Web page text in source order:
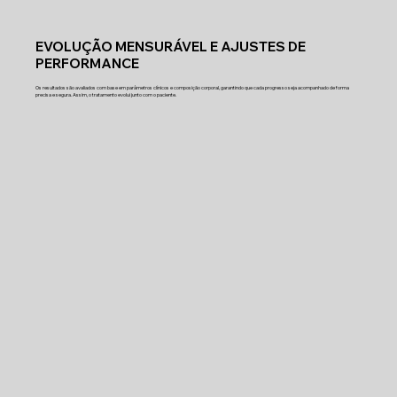
EVOLUÇÃO MENSURÁVEL E AJUSTES DE
PERFORMANCE
Os resultados são avaliados com base em parâmetros clínicos e composição corporal, garantindo que cada progresso seja acompanhado de forma
precisa e segura. Assim, o tratamento evolui junto com o paciente.